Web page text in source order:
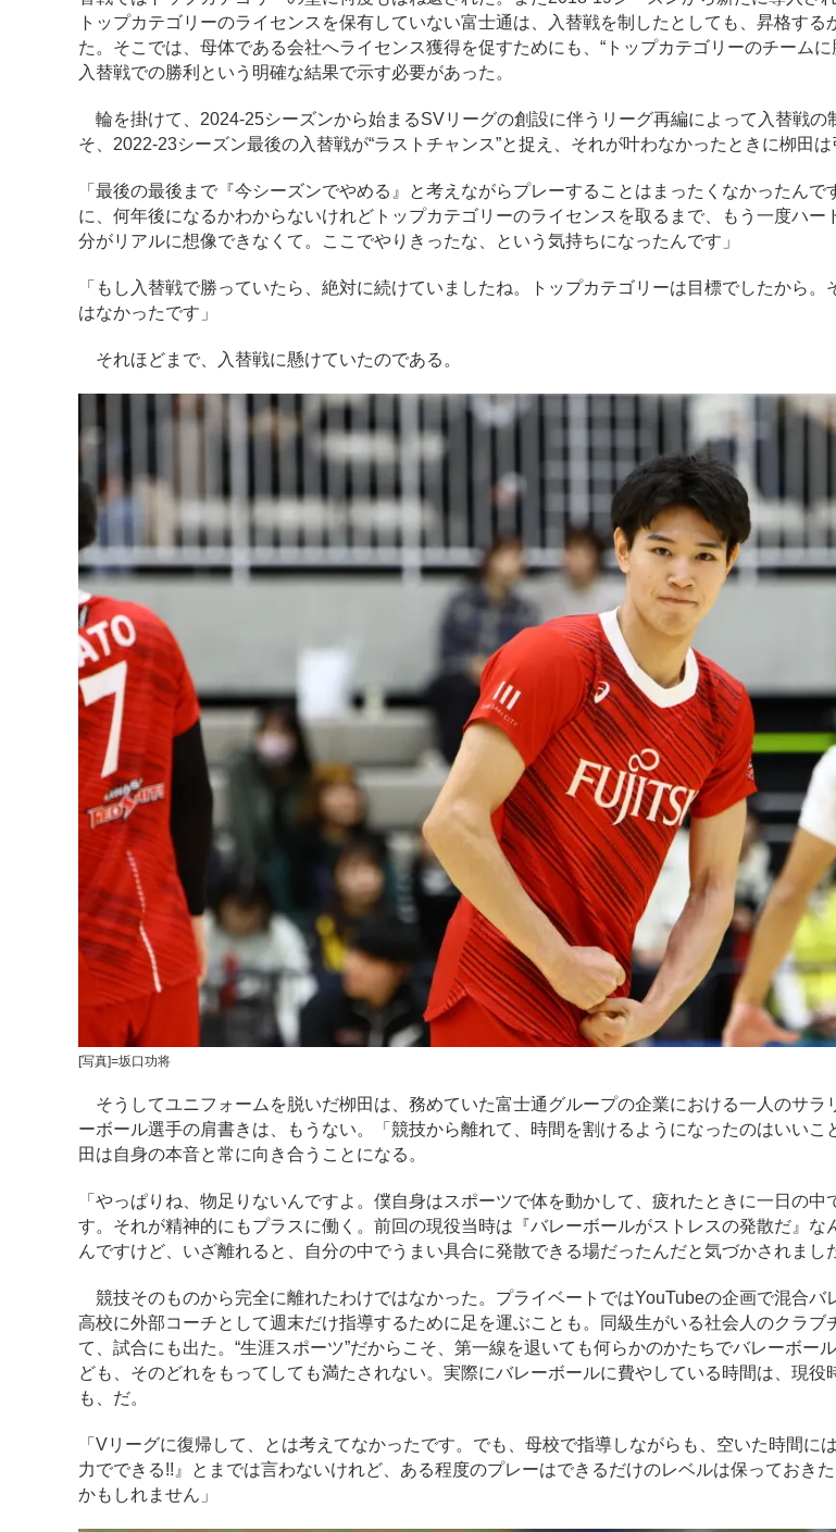
トップカテゴリーのライセンスを保有していない富士通は、入替戦を制したとしても、昇格する
た。そこでは、母体である会社へライセンス獲得を促すためにも、“トップカテゴリーのチーム
入替戦での勝利という明確な結果で示す必要があった。
輪を掛けて、2024-25シーズンから始まるSVリーグの創設に伴うリーグ再編によって入替戦の
そ、2022-23シーズン最後の入替戦が“ラストチャンス”と捉え、それが叶わなかったときに栁田は
「最後の最後まで『今シーズンでやめる』と考えながらプレーすることはまったくなかったんで
に、何年後になるかわからないけれどトップカテゴリーのライセンスを取るまで、もう一度ハー
分がリアルに想像できなくて。ここでやりきったな、という気持ちになったんです」
「もし入替戦で勝っていたら、絶対に続けていましたね。トップカテゴリーは目標でしたから。
はなかったです」
それほどまで、入替戦に懸けていたのである。
[写真]=坂口功将
そうしてユニフォームを脱いだ栁田は、務めていた富士通グループの企業における一人のサラ
ーボール選手の肩書きは、もうない。「競技から離れて、時間を割けるようになったのはいいこ
田は自身の本音と常に向き合うことになる。
「やっぱりね、物足りないんですよ。僕自身はスポーツで体を動かして、疲れたときに一日の
す。それが精神的にもプラスに働く。前回の現役当時は『バレーボールがストレスの発散だ』な
んですけど、いざ離れると、自分の中でうまい具合に発散できる場だったんだと気づかされまし
競技そのものから完全に離れたわけではなかった。プライベートではYouTubeの企画で混合バ
高校に外部コーチとして週末だけ指導するために足を運ぶことも。同級生がいる社会人のクラブ
て、試合にも出た。“生涯スポーツ”だからこそ、第一線を退いても何らかのかたちでバレーボー
ども、そのどれをもってしても満たされない。実際にバレーボールに費やしている時間は、現役
も、だ。
「Vリーグに復帰して、とは考えてなかったです。でも、母校で指導しながらも、空いた時間に
力でできる!!』とまでは言わないけれど、ある程度のプレーはできるだけのレベルは保っておき
かもしれません」